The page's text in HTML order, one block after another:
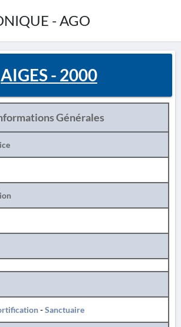
- AGO
AIGES - 2000
Générales
-Sanctuaire